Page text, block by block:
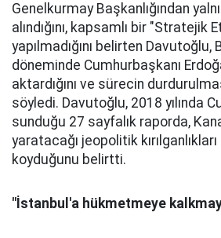
Genelkurmay Başkanlığından
alındığını, kapsamlı bir "Stratejik
yapılmadığını belirten Davutoğlu,
döneminde Cumhurbaşkanı
aktardığını ve sürecin
söyledi. Davutoğlu, 2018 yılında
sunduğu 27 sayfalık raporda,
yaratacağı jeopolitik
koyduğunu belirtti.
"İstanbul'a hükmetmeye